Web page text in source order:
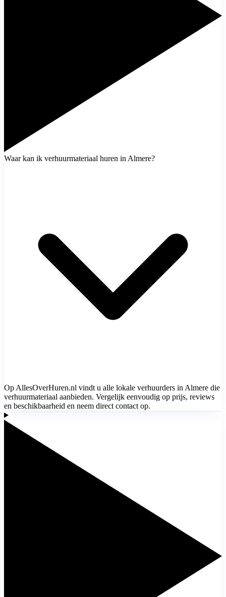
Waar kan ik verhuurmateriaal huren in Almere?
Op AllesOverHuren.nl vindt u alle lokale verhuurders in Almere die
verhuurmateriaal aanbieden. Vergelijk eenvoudig op prijs, reviews
en beschikbaarheid en neem direct contact op.